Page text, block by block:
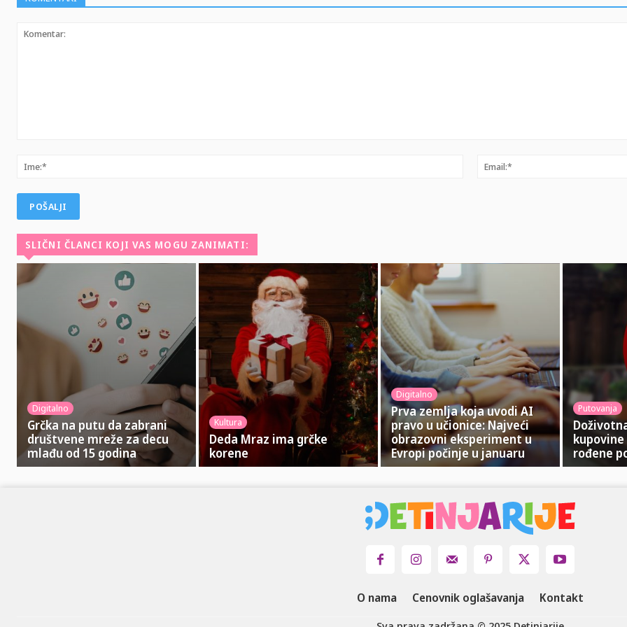
Ime:*
SLIČNI ČLANCI KOJI VAS MOGU ZANIMATI:
Digitalno
​Grčka na putu da zabrani
društvene mreže za decu
mlađu od 15 godina
Kultura
Deda Mraz ima grčke
korene
Digitalno
Prva zemlja koja uvodi AI
pravo u učionice: Najveći
obrazovni eksperiment u
Evropi počinje u januaru
Putovanja
rođene
O nama Cenovnik oglašavanja Kontakt